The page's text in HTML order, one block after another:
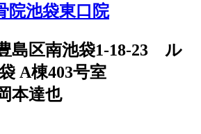
島区南池袋1-18-23 ル
A棟403号室
本達也